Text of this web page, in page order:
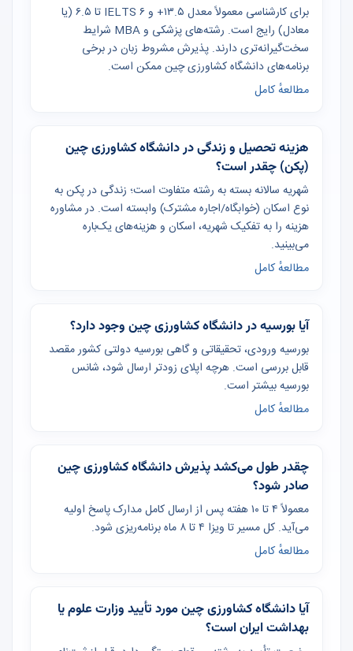
برای کارشناسی معمولاً معدل ۱۳.۵+ و IELTS ۶ تا ۶.۵ (یا
معادل) رایج است. رشته‌های پزشکی و MBA شرایط
سخت‌گیرانه‌تری دارند. پذیرش مشروط زبان در برخی
برنامه‌های دانشگاه کشاورزی چین ممکن است.
مطالعهٔ کامل
هزینه تحصیل و زندگی در دانشگاه کشاورزی چین
(پکن) چقدر است؟
شهریه سالانه بسته به رشته متفاوت است؛ زندگی در پکن به
نوع اسکان (خوابگاه/اجاره مشترک) وابسته است. در مشاوره
هزینه را به تفکیک شهریه، اسکان و هزینه‌های یک‌باره
می‌بینید.
مطالعهٔ کامل
آیا بورسیه در دانشگاه کشاورزی چین وجود دارد؟
بورسیه ورودی، تحقیقاتی و گاهی بورسیه دولتی کشور مقصد
قابل بررسی است. هرچه اپلای زودتر ارسال شود، شانس
بورسیه بیشتر است.
مطالعهٔ کامل
چقدر طول می‌کشد پذیرش دانشگاه کشاورزی چین
صادر شود؟
معمولاً ۴ تا ۱۰ هفته پس از ارسال کامل مدارک پاسخ اولیه
می‌آید. کل مسیر تا ویزا ۴ تا ۸ ماه برنامه‌ریزی شود.
مطالعهٔ کامل
آیا دانشگاه کشاورزی چین مورد تأیید وزارت علوم یا
بهداشت ایران است؟